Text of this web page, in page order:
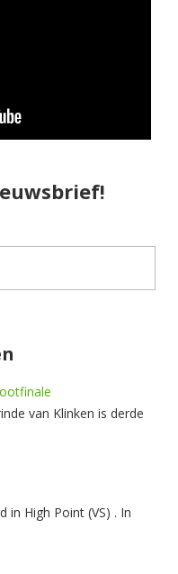
van Klinken is derde
in High Point (VS) . In